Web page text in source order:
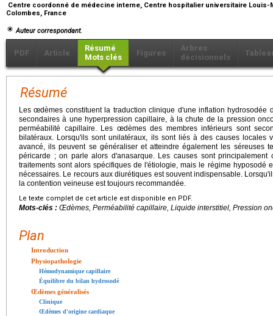
Centre coordonné de médecine interne, Centre hospitalier universitaire Louis-
Colombes, France
Auteur correspondant.
PDF Article
Résumé
Mots clés
Figures
Arbres
décisionnels
Résumé
Les œdèmes constituent la traduction clinique d'une inflation hydrosodée
secondaires à une hyperpression capillaire, à la chute de la pression
perméabilité capillaire. Les œdèmes des membres inférieurs sont
bilatéraux. Lorsqu'ils sont unilatéraux, ils sont liés à des causes locales
avancé, ils peuvent se généraliser et atteindre également les séreuses
péricarde ; on parle alors d'anasarque. Les causes sont principalement
traitements sont alors spécifiques de l'étiologie, mais le régime hyposodé
nécessaires. Le recours aux diurétiques est souvent indispensable.
la contention veineuse est toujours recommandée.
Le texte complet de cet article est disponible en PDF.
Mots-clés : Œdèmes, Perméabilité capillaire, Liquide interstitiel, Pression
Plan
Introduction
Physiopathologie
Hémodynamique capillaire
Équilibre du bilan hydrosodé
Œdèmes généralisés
Clinique
Œdèmes d'origine cardiaque